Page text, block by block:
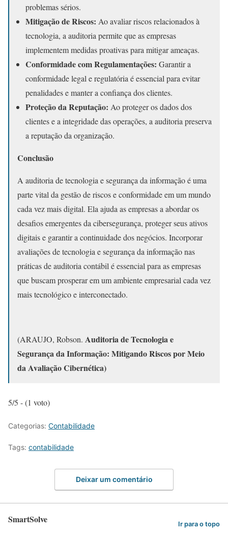
problemas sérios.
Mitigação de Riscos: Ao avaliar riscos relacionados à
tecnologia, a auditoria permite que as empresas
implementem medidas proativas para mitigar ameaças.
Conformidade com Regulamentações: Garantir a
conformidade legal e regulatória é essencial para evitar
penalidades e manter a confiança dos clientes.
Proteção da Reputação: Ao proteger os dados dos
clientes e a integridade das operações, a auditoria preserva
a reputação da organização.
Conclusão
A auditoria de tecnologia e segurança da informação é uma
parte vital da gestão de riscos e conformidade em um mundo
cada vez mais digital. Ela ajuda as empresas a abordar os
desafios emergentes da cibersegurança, proteger seus ativos
digitais e garantir a continuidade dos negócios. Incorporar
avaliações de tecnologia e segurança da informação nas
práticas de auditoria contábil é essencial para as empresas
que buscam prosperar em um ambiente empresarial cada vez
mais tecnológico e interconectado.
(ARAUJO, Robson. Auditoria de Tecnologia e
Segurança da Informação: Mitigando Riscos por Meio
da Avaliação Cibernética)
5/5 - (1 voto)
Categorias: Contabilidade
Tags: contabilidade
Deixar um comentário
SmartSolve Ir para o topo